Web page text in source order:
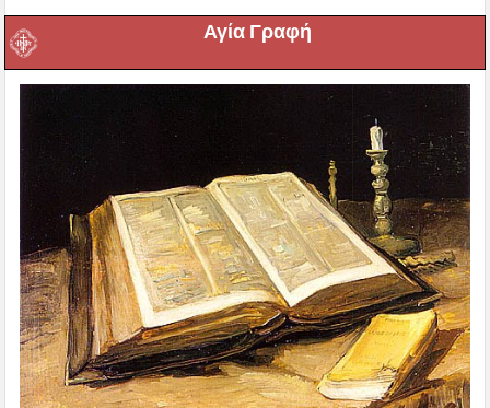
Αγία Γραφή